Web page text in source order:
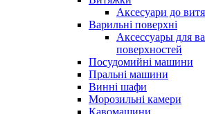
Аксесуари до
Варильні поверхні
Аксессуары для
поверхностей
Посудомийні машини
Пральні машини
Винні шафи
Морозильні камери
Кавомашини